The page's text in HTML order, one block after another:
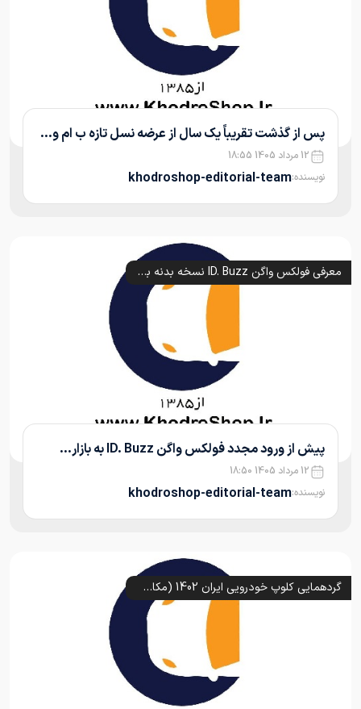
پس از گذشت تقریباً یک سال از عرضه نسل تازه ب ام و...
12 مرداد 1405 18:55
نویسنده:khodroshop-editorial-team
معرفی فولکس واگن ID. Buzz نسخه بدنه بلند
پیش از ورود مجدد فولکس واگن ID. Buzz به بازار...
12 مرداد 1405 18:50
نویسنده:khodroshop-editorial-team
گردهمایی کلوپ خودرویی ایران 1402 (مکان و زمان)